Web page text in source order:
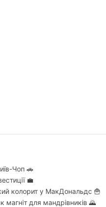
Чоп 🚗
💼
колорит у МакДональдс 🍟
для мандрівників 🌄